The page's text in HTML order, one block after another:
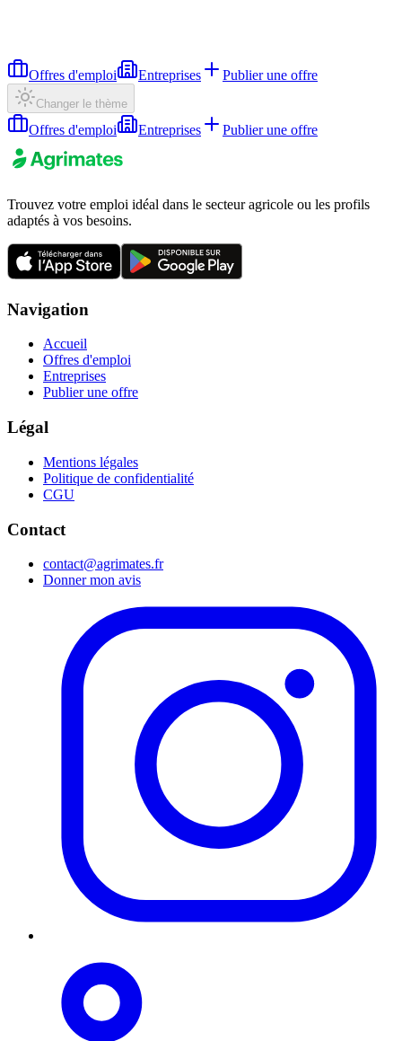
Offres d'emploi Entreprises Publier une offre
Changer le thème
Offres d'emploi Entreprises Publier une offre
Trouvez votre emploi idéal dans le secteur agricole ou les profils
adaptés à vos besoins.
Navigation
Accueil
Offres d'emploi
Entreprises
Publier une offre
Légal
Mentions légales
Politique de confidentialité
CGU
Contact
contact@agrimates.fr
Donner mon avis